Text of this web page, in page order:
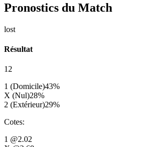
Pronostics du Match
lost
Résultat
12
1 (Domicile)43%
X (Nul)28%
2 (Extérieur)29%
Cotes:
1 @2.02